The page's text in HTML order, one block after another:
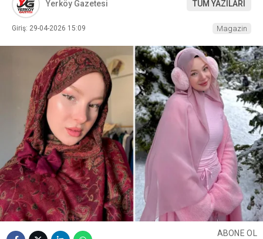
Yerköy Gazetesi TÜM YAZILARI
Giriş: 29-04-2026 15:09 Magazin
ABONE OL